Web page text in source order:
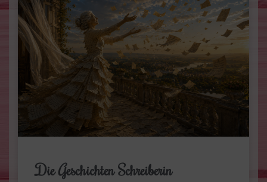
Die Geschichten Schreiberin